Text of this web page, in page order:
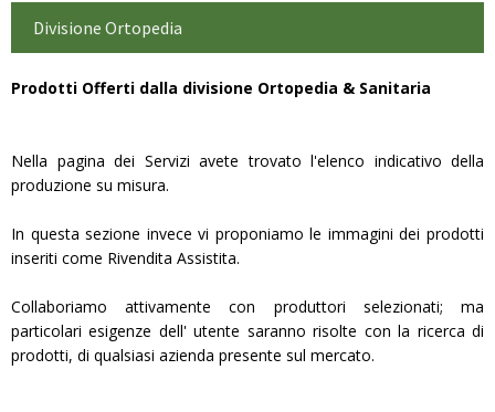
Divisione Ortopedia
Prodotti Offerti dalla divisione Ortopedia & Sanitaria
Nella pagina dei Servizi avete trovato l'elenco indicativo della
produzione su misura.
In questa sezione invece vi proponiamo le immagini dei prodotti
inseriti come Rivendita Assistita.
Collaboriamo attivamente con produttori selezionati; ma
particolari esigenze dell' utente saranno risolte con la ricerca di
prodotti, di qualsiasi azienda presente sul mercato.